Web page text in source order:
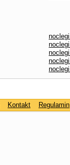
Kontakt Regulamin